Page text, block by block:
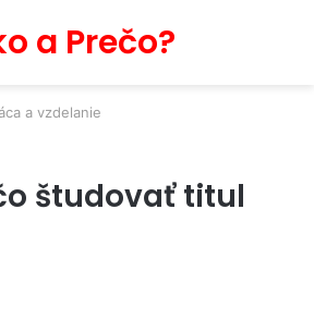
a Prečo?
a vzdelanie
študovať titul